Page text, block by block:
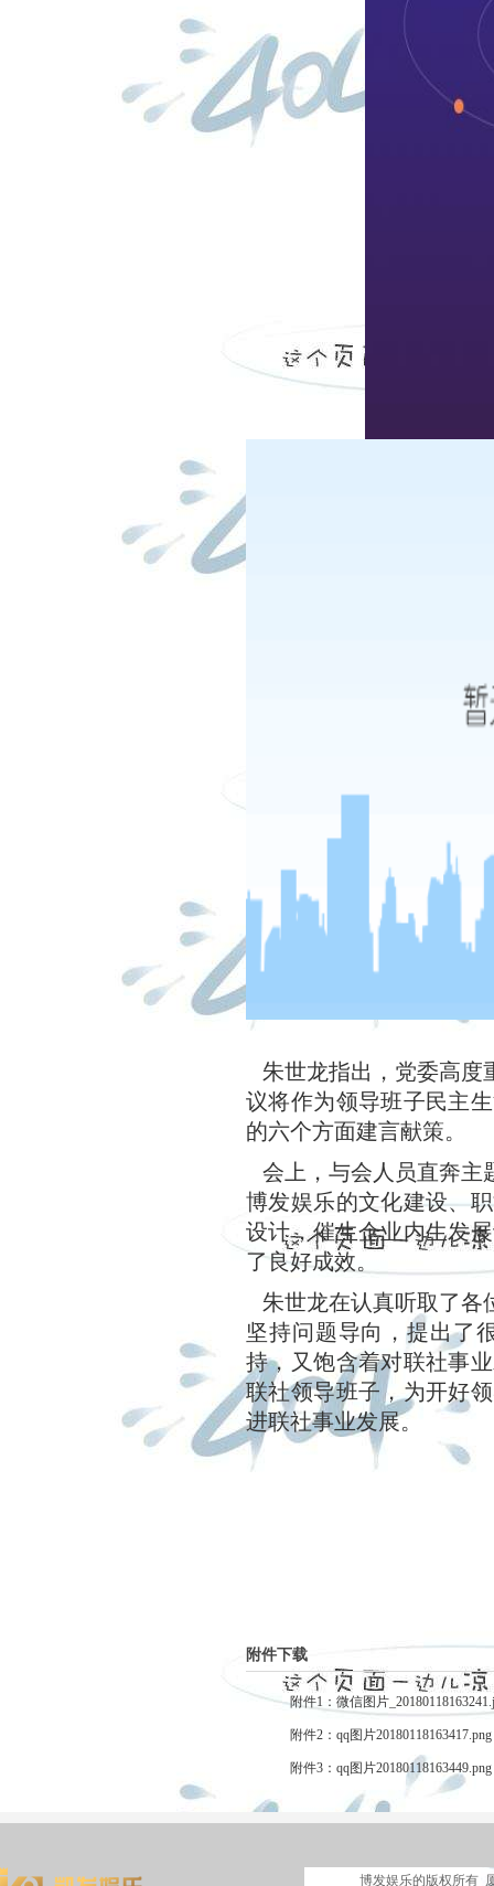
朱世龙指出，党委高度
议将作为领导班子民主
的六个方面建言献策。
会上，与会人员直奔主
博发娱乐的文化建设、
设计，催生企业内生发
了良好成效。
朱世龙在认真听取了各
坚持问题导向，提出了
持，又饱含着对联社事
联社领导班子，为开好
进联社事业发展。
附件下载
附件1：微信图片
附件2：qq图片20180118163417.png
附件3：qq图片20180118163449.png
博发娱乐的版权所有